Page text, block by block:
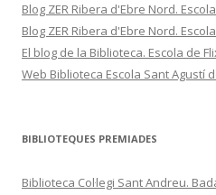
Blog ZER Ribera d'Ebre Nord.
Blog ZER Ribera d'Ebre Nord.
El blog de la Biblioteca. Escola de
Web Biblioteca Escola Sant Agustí
BIBLIOTEQUES PREMIADES
Biblioteca Col·legi Sant Andreu.